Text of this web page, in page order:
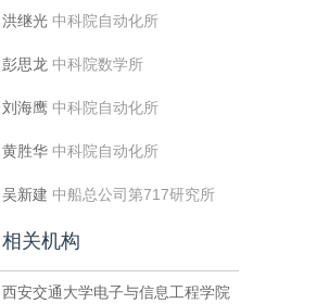
洪继光 中科院自动化所
彭思龙 中科院数学所
刘海鹰 中科院自动化所
黄胜华 中科院自动化所
吴新建 中船总公司第717研究所
相关机构
西安交通大学电子与信息工程学院